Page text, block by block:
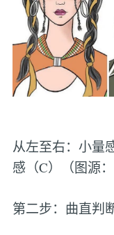
从左至右：小量
感（C）（图源
第二步：曲直判